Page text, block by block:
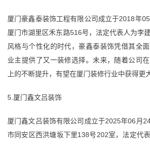
厦门豪鑫泰装饰工程有限公司成立于2018年
厦门市湖里区禾东路516号，法定代表人为李
风格与个性化的时代，豪鑫泰装饰凭借其全
业主提供了又一装修选择。未来，随着公司
上的不断提升，有望在厦门装修行业中获得更
5.厦门鑫文吕装饰
厦门鑫文吕装饰有限公司成立于2025年06月
市同安区西洪塘坂下里138号202室，法定代